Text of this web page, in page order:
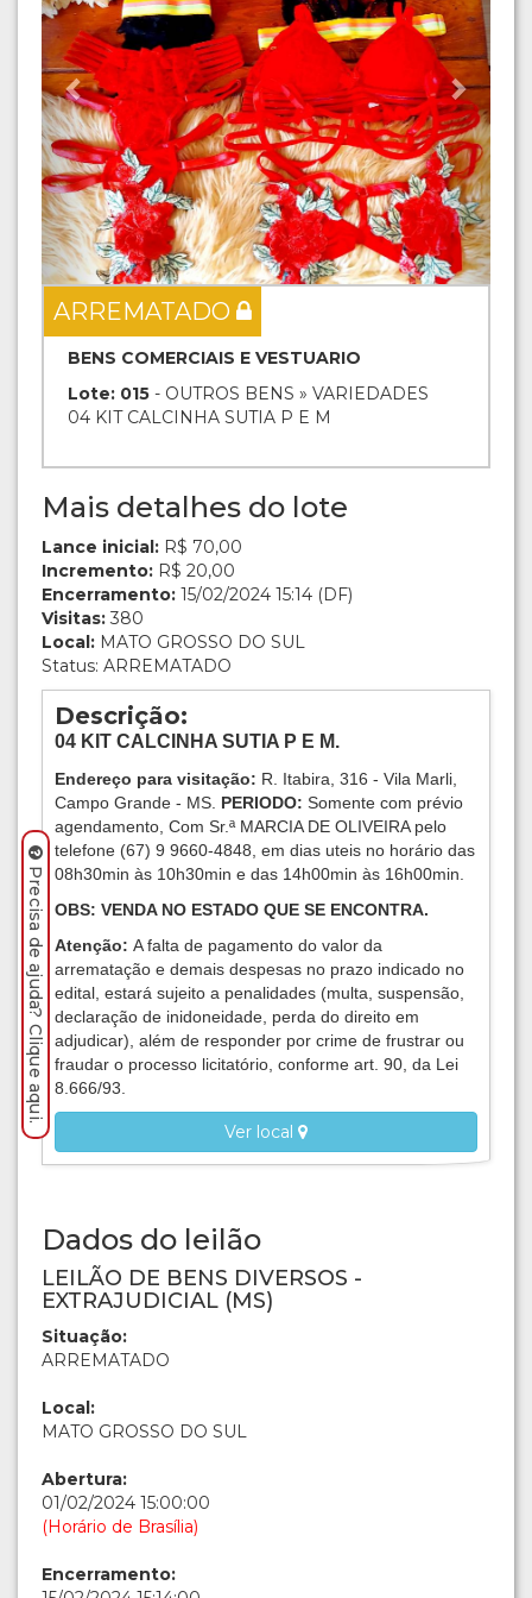
ARREMATADO
BENS COMERCIAIS E VESTUARIO
Lote: 015 - OUTROS BENS » VARIEDADES
04 KIT CALCINHA SUTIA P E M
Mais detalhes do lote
Lance inicial: R$ 70,00
Incremento: R$ 20,00
Encerramento: 15/02/2024 15:14 (DF)
Visitas: 380
Local: MATO GROSSO DO SUL
Status: ARREMATADO
Descrição:
04 KIT CALCINHA SUTIA P E M.
Endereço para visitação: R. Itabira, 316 - Vila Marli,
Campo Grande - MS. PERIODO: Somente com prévio
agendamento, Com Sr.ª MARCIA DE OLIVEIRA pelo
telefone (67) 9 9660-4848, em dias uteis no horário das
08h30min às 10h30min e das 14h00min às 16h00min.
OBS: VENDA NO ESTADO QUE SE ENCONTRA.
Atenção: A falta de pagamento do valor da
arrematação e demais despesas no prazo indicado no
edital, estará sujeito a penalidades (multa, suspensão,
declaração de inidoneidade, perda do direito em
adjudicar), além de responder por crime de frustrar ou
fraudar o processo licitatório, conforme art. 90, da Lei
8.666/93.
Ver local
Dados do leilão
LEILÃO DE BENS DIVERSOS -
EXTRAJUDICIAL (MS)
Situação:
ARREMATADO
Local:
MATO GROSSO DO SUL
Abertura:
01/02/2024 15:00:00
(Horário de Brasília)
Encerramento:
Precisa de ajuda? Clique aqui.